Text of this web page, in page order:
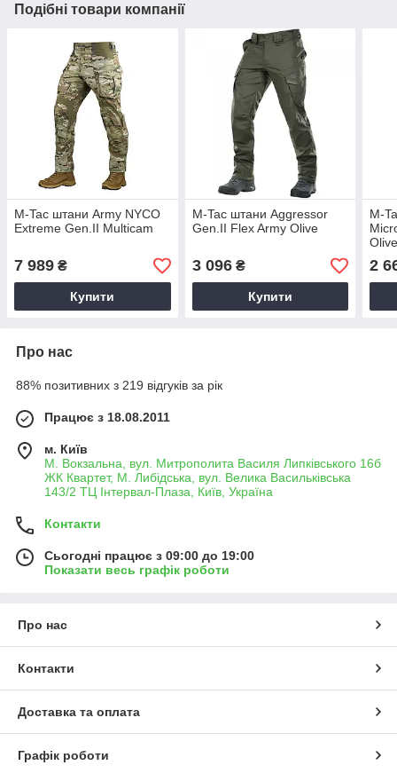
Подібні товари компанії
M-Tac штани Army NYCO
Extreme Gen.II Multicam
7 989 ₴
Купити
M-Tac штани Aggressor
Gen.ІІ Flex Army Olive
3 096₴
Купити
M-
2
Про нас
88% позитивних з 219 відгуків за рік
Працює з 18.08.2011
м. Київ
М. Вокзальна, вул. Митрополита Василя Липківського 16б
ЖК Квартет, М. Либідська, вул. Велика Васильківська
143/2 ТЦ Інтервал-Плаза, Київ, Україна
Контакти
Сьогодні працює з 09:00 до 19:00
Показати весь графік роботи
Про нас
Контакти
Доставка та оплата
Графік роботи